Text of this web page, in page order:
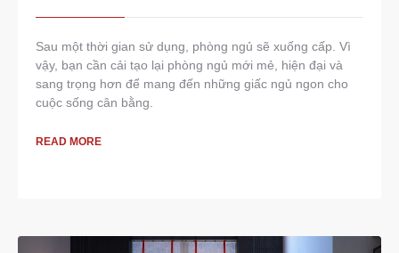
Sau một thời gian sử dụng, phòng ngủ sẽ xuống cấp. Vì
vậy, bạn cần cải tạo lại phòng ngủ mới mẻ, hiện đại và
sang trọng hơn để mang đến những giấc ngủ ngon cho
cuộc sống cân bằng.
READ MORE